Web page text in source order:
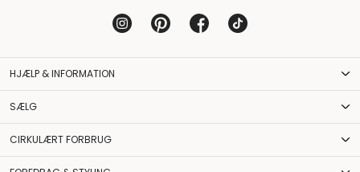
HJÆLP & INFORMATION
SÆLG
CIRKULÆRT FORBRUG